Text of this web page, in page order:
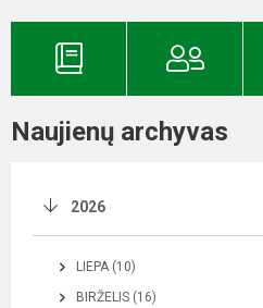
Naujienų archyvas
2026
LIEPA (10)
BIRŽELIS (16)